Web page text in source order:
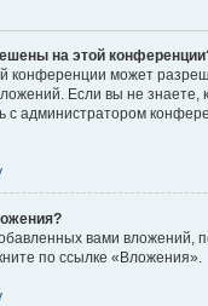
на этой
конференции может
Если вы не знаете,
с администратором
вами вложений,
по ссылке «Вложения».